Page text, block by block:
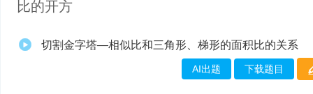
比的开方
切割金字塔—相似比和三角形、梯形的面积比的关系
AI出题 下载题目